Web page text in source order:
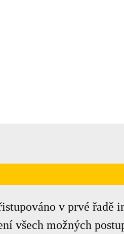
v prvé řadě
všech možných